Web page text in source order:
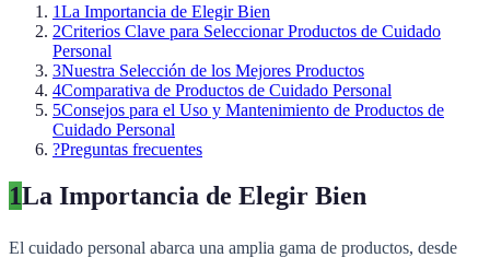
1La Importancia de Elegir Bien
2Criterios Clave para Seleccionar Productos de Cuidado
Personal
3Nuestra Selección de los Mejores Productos
4Comparativa de Productos de Cuidado Personal
5Consejos para el Uso y Mantenimiento de Productos de
Cuidado Personal
?Preguntas frecuentes
1La Importancia de Elegir Bien
El cuidado personal abarca una amplia gama de productos, desde